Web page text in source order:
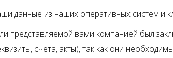
данные из наших оперативных систем и
представляемой вами компанией был
счета, акты), так как они